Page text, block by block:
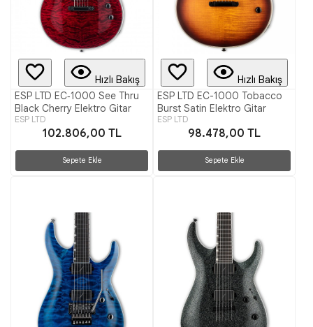
Hızlı Bakış
ESP LTD EC‑1000 See Thru
Black Cherry Elektro Gitar
ESP LTD
102.806,00 TL
Sepete Ekle
Hızlı Bakış
ESP LTD EC-1000 Tobacco
Burst Satin Elektro Gitar
ESP LTD
98.478,00 TL
Sepete Ekle